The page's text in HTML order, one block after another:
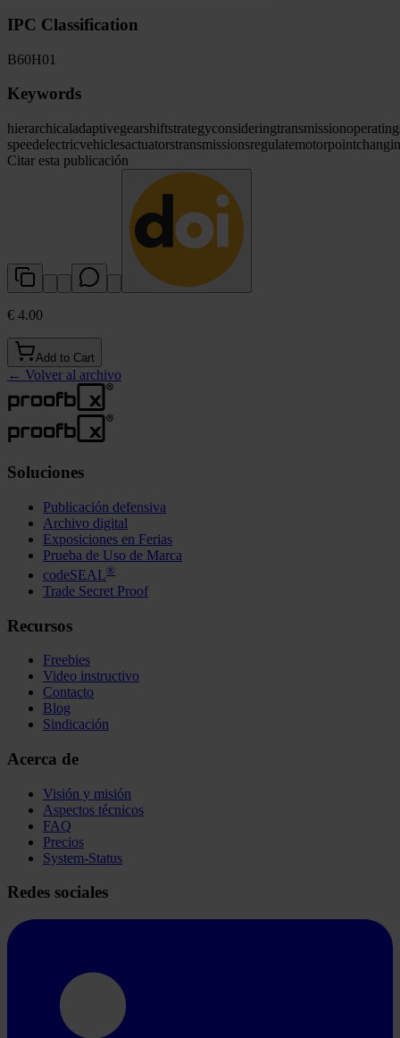
IPC Classification
B60H01
Keywords
hierarchicaladaptivegearshiftstrategyconsideringtransmissionoperating
speedelectricvehiclesactuatorstransmissionsregulatemotorpoint
Citar esta publicación
€ 4.00
Add to Cart
← Volver al archivo
Soluciones
Publicación defensiva
Archivo digital
Exposiciones en Ferias
Prueba de Uso de Marca
codeSEAL®
Trade Secret Proof
Recursos
Freebies
Video instructivo
Contacto
Blog
Sindicación
Acerca de
Visión y misión
Aspectos técnicos
FAQ
Precios
System-Status
Redes sociales